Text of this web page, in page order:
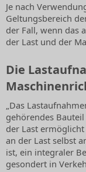
Je nach
Geltungsbereich
der Fall, wenn das
der Last und der
Die
„Das
gehörendes
der Last
an der Last selbst
ist, ein integraler
gesondert in